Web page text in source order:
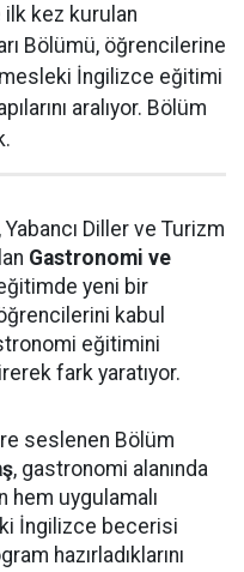
kez kurulan
Bölümü, öğrencilerine
İngilizce eğitimi
aralıyor. Bölüm
, Yabancı Diller ve Turizm
Gastronomi ve
yeni bir
kabul
eğitimini
fark yaratıyor.
seslenen Bölüm
, gastronomi alanında
hem uygulamalı
İngilizce becerisi
hazırladıklarını